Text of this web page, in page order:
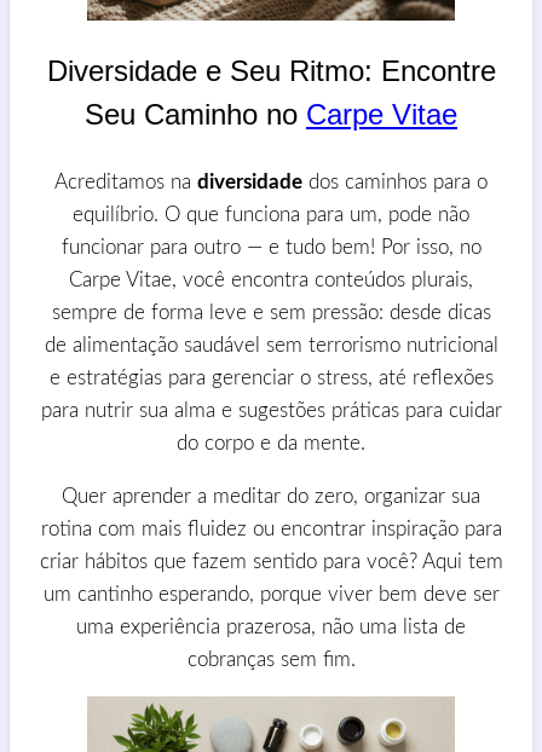
Diversidade e Seu Ritmo: Encontre
Seu Caminho no Carpe Vitae
Acreditamos na diversidade dos caminhos para o
equilíbrio. O que funciona para um, pode não
funcionar para outro — e tudo bem! Por isso, no
Carpe Vitae, você encontra conteúdos plurais,
sempre de forma leve e sem pressão: desde dicas
de alimentação saudável sem terrorismo nutricional
e estratégias para gerenciar o stress, até reflexões
para nutrir sua alma e sugestões práticas para cuidar
do corpo e da mente.
Quer aprender a meditar do zero, organizar sua
rotina com mais fluidez ou encontrar inspiração para
criar hábitos que fazem sentido para você? Aqui tem
um cantinho esperando, porque viver bem deve ser
uma experiência prazerosa, não uma lista de
cobranças sem fim.